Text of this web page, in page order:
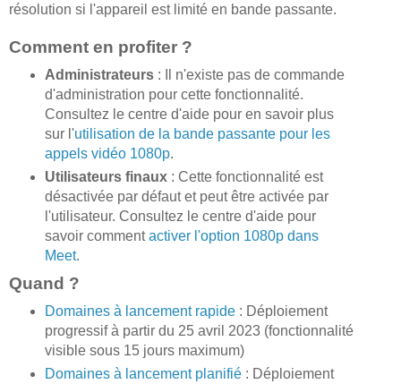
résolution si l'appareil est limité en bande passante.
Comment en profiter ?
Administrateurs: Il n'existe pas de commande
d'administration pour cette fonctionnalité.
Consultez le centre d'aide pour en savoir plus
sur l'utilisation de la bande passante pour les
appels vidéo 1080p.
Utilisateurs finaux: Cette fonctionnalité est
désactivée par défaut et peut être activée par
l'utilisateur. Consultez le centre d'aide pour
savoir commentactiver l'option 1080p dans
Meet.
Quand ?
Domaines à lancement rapide: Déploiement
progressif à partir du 25 avril 2023 (fonctionnalité
visible sous 15 jours maximum)
Domaines à lancement planifié: Déploiement